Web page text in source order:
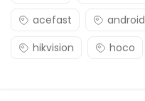
acefast
android
hikvision
hoco